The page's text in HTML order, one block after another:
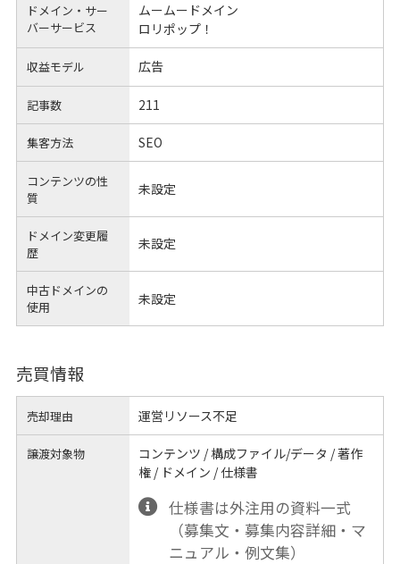
ドメイン・サー
バーサービス
ムームードメイン
ロリポップ！
収益モデル 広告
記事数 211
集客方法 SEO
コンテンツの性
質
未設定
ドメイン変更履
歴
未設定
中古ドメインの
使用
未設定
売買情報
売却理由 運営リソース不足
譲渡対象物
コンテンツ / 構成ファイル/データ / 著作
権 / ドメイン / 仕様書
仕様書は外注用の資料一式
（募集文・募集内容詳細・マ
ニュアル・例文集）